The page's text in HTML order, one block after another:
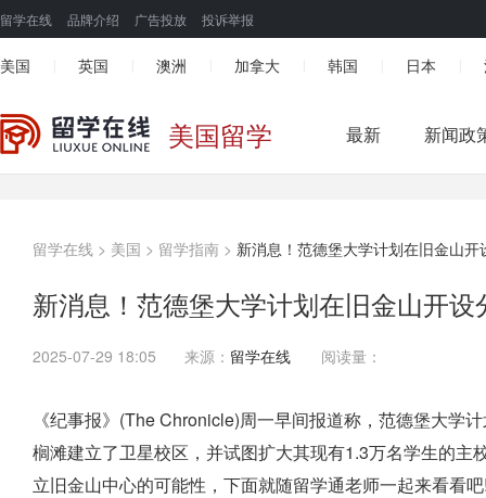
留学在线 品牌介绍 广告投放 投诉举报
美国 英国 澳洲 加拿大 韩国 日本
美国留学 最新 新闻政
留学在线 > 美国 > 留学指南 > 新消息！范德堡大学计划在旧金山开
新消息！范德堡大学计划在旧金山开设
2025-07-29 18:05 来源： 留学在线 阅读量：
《纪事报》(The Chronicle)周一早间报道称，范德堡大学
榈滩建立了卫星校区，并试图扩大其现有1.3万名学生的主
立旧金山中心的可能性，下面就随留学通老师一起来看看